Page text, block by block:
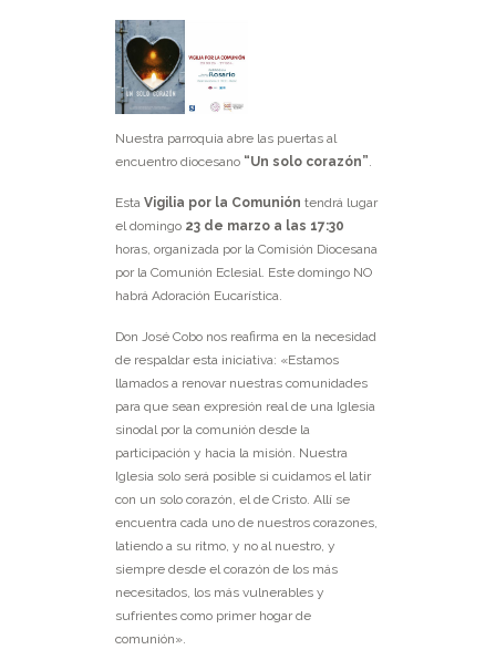
Nuestra parroquia abre las puertas al
encuentro diocesano “Un solo corazón”
Esta Vigilia por la Comunión tendrá lugar
el domingo 23 de marzo a las 17:30
horas, organizada por la Comisión Diocesana
por la Comunión Eclesial. Este domingo NO
habrá Adoración Eucarística.
Don José Cobo nos reafirma en la necesidad
de respaldar esta iniciativa: «Estamos
llamados a renovar nuestras comunidades
para que sean expresión real de una Iglesia
sinodal por la comunión desde la
participación y hacia la misión. Nuestra
Iglesia solo será posible si cuidamos el latir
con un solo corazón, el de Cristo. Allí se
encuentra cada uno de nuestros corazones,
latiendo a su ritmo, y no al nuestro, y
siempre desde el corazón de los más
necesitados, los más vulnerables y
sufrientes como primer hogar de
comunión».